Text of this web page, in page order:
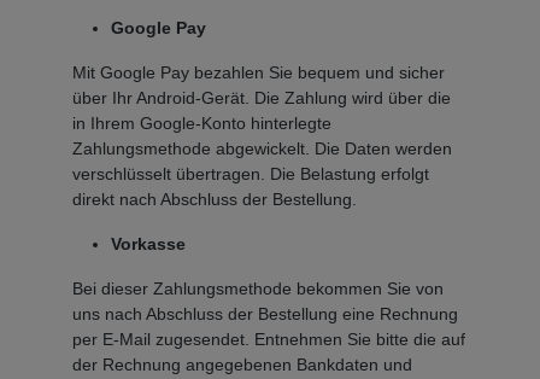
Google Pay
Mit Google Pay bezahlen Sie bequem und sicher
über Ihr Android-Gerät. Die Zahlung wird über die
in Ihrem Google-Konto hinterlegte
Zahlungsmethode abgewickelt. Die Daten werden
verschlüsselt übertragen. Die Belastung erfolgt
direkt nach Abschluss der Bestellung.
Vorkasse
Bei dieser Zahlungsmethode bekommen Sie von
uns nach Abschluss der Bestellung eine Rechnung
per E-Mail zugesendet. Entnehmen Sie bitte die auf
der Rechnung angegebenen Bankdaten und